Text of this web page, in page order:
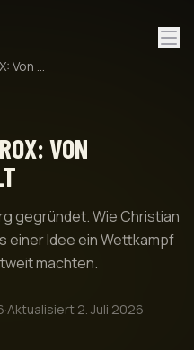
Geschichte von HYROX: Von Hamburg in die Welt
VON
gegründet. Wie Christian
einer Idee ein Wettkampf
machten.
·Aktualisiert 2. Juli 2026·